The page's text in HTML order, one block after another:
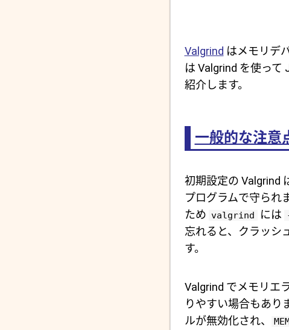
Valgrind はメモリデ
は Valgrind を使っ
紹介します。
一般的な注意
初期設定の Valgrind
プログラムで守られ
ため valgrind には
忘れると、クラッシ
す。
Valgrind でメモリエ
りやすい場合もあり
ルが無効化され、